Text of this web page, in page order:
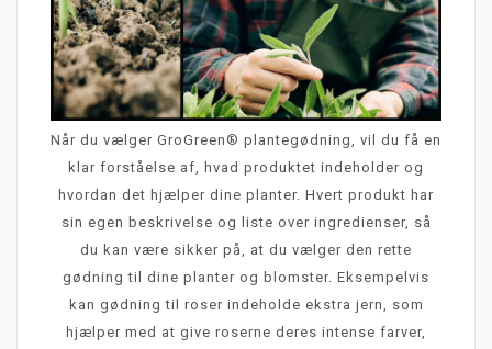
Når du vælger GroGreen® plantegødning, vil du få en
klar forståelse af, hvad produktet indeholder og
hvordan det hjælper dine planter. Hvert produkt har
sin egen beskrivelse og liste over ingredienser, så
du kan være sikker på, at du vælger den rette
gødning til dine planter og blomster. Eksempelvis
kan gødning til roser indeholde ekstra jern, som
hjælper med at give roserne deres intense farver,